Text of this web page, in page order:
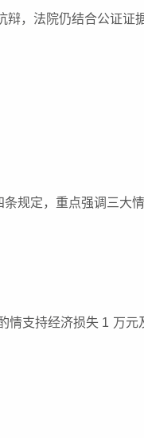
，法院仍结合公证证
规定，重点强调三大情
支持经济损失 1 万元